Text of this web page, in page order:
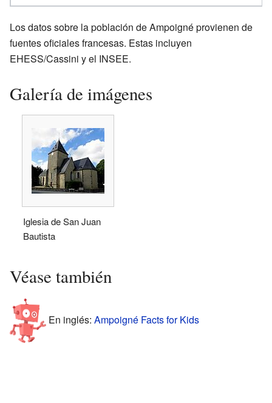
Los datos sobre la población de Ampoigné provienen de
fuentes oficiales francesas. Estas incluyen
EHESS/Cassini y el INSEE.
Galería de imágenes
Iglesia de San Juan
Bautista
Véase también
En inglés: Ampoigné Facts for Kids